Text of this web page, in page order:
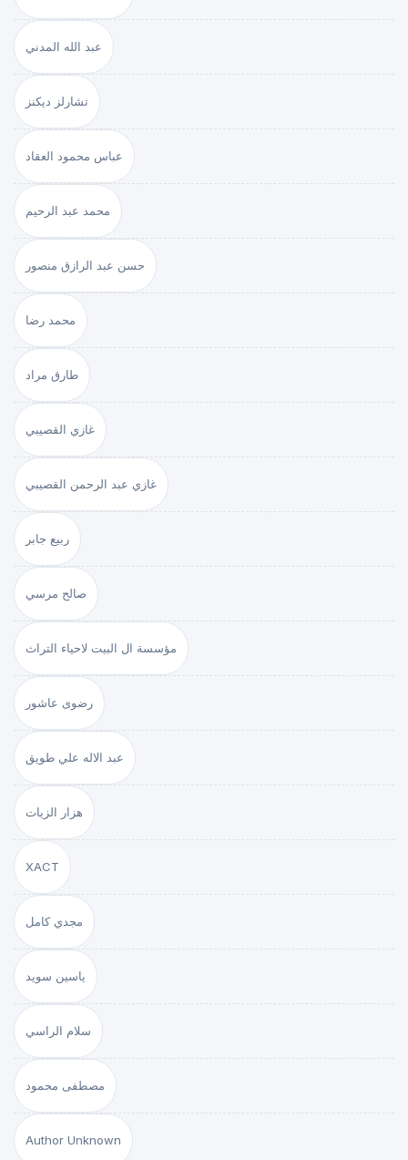
عبد الله المدني
تشارلز ديكنز
عباس محمود العقاد
محمد عبد الرحيم
حسن عبد الرازق منصور
محمد رضا
طارق مراد
غازي القصيبي
غازي عبد الرحمن القصيبي
ربيع جابر
صالح مرسي
مؤسسة ال البيت لاحياء التراث
رضوى عاشور
عبد الاله علي طويق
هزار الزيات
XACT
مجدي كامل
ياسين سويد
سلام الراسي
مصطفى محمود
Author Unknown